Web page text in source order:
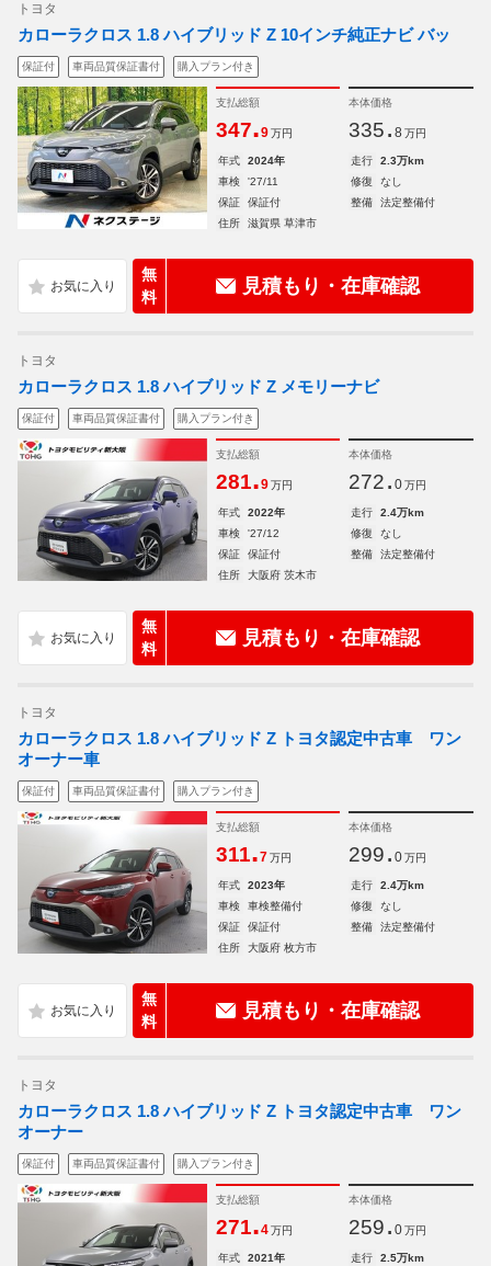
トヨタ
カローラクロス 1.8 ハイブリッド Z 10インチ純正ナビ バッ
保証付 車両品質保証書付 購入プラン付き
支払総額
347.9 万円
本体価格
335. 8 万円
年式 2024年 走行
2.3万km
車検
'27/11 修復
なし
保証
保証付 整備
法定整備付
住所
滋賀県 草津市
無
料
見積もり・在庫確認
トヨタ
カローラクロス 1.8 ハイブリッド Z メモリーナビ
保証付 車両品質保証書付 購入プラン付き
支払総額
281.9 万円
本体価格
272. 0 万円
年式 2022年 走行
2.4万km
車検
'27/12 修復
なし
保証
保証付 整備
法定整備付
住所
大阪府 茨木市
無
料
見積もり・在庫確認
トヨタ
カローラクロス 1.8 ハイブリッド Z トヨタ認定中古車 ワン
オーナー車
保証付 車両品質保証書付 購入プラン付き
支払総額
311.7 万円
本体価格
299. 0 万円
年式 2023年 走行
2.4万km
車検
車検整備付 修復
なし
保証
保証付 整備
法定整備付
住所
大阪府 枚方市
無
料
見積もり・在庫確認
トヨタ
カローラクロス 1.8 ハイブリッド Z トヨタ認定中古車 ワン
オーナー
保証付 車両品質保証書付 購入プラン付き
支払総額
271.4 万円
本体価格
259. 0 万円
年式 2021年 走行
2.5万km